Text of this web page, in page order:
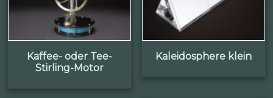
Kaffee- oder Tee-
Stirling-Motor
Kaleidosphere klein